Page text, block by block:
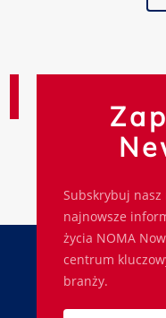
Subskrybuj
najnowsze
życia NOMA
centrum
branży.